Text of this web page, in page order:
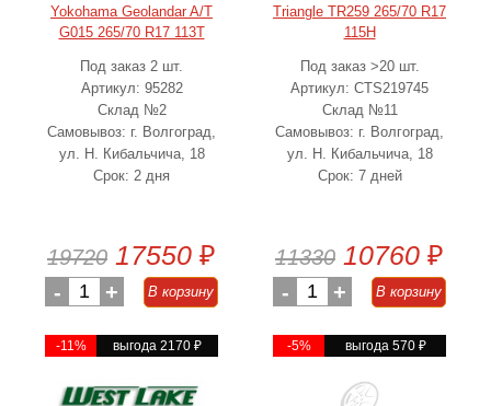
Yokohama Geolandar A/T
G015 265/70 R17 113T
Под заказ 2 шт.
Артикул: 95282
Склад №2
Самовывоз: г. Волгоград,
ул. Н. Кибальчича, 18
Срок: 2 дня
19720 17550 ₽
- 1 + В корзину
-11% выгода 2170₽
Triangle TR259 265/70 R17
115H
Под заказ >20 шт.
Артикул: CTS219745
Склад №11
Самовывоз: г. Волгоград,
ул. Н. Кибальчича, 18
Срок: 7 дней
11330 10760 ₽
- 1 + В корзину
-5% выгода 570 ₽